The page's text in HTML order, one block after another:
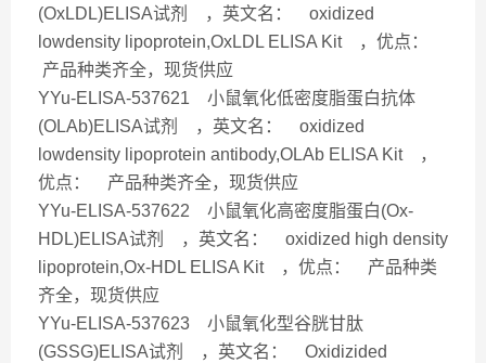
(OxLDL)ELISA试剂 ，英文名： oxidized
lowdensity lipoprotein,OxLDL ELISA Kit ，优点：
产品种类齐全，现货供应
YYu-ELISA-537621 小鼠氧化低密度脂蛋白抗体
(OLAb)ELISA试剂 ，英文名： oxidized
lowdensity lipoprotein antibody,OLAb ELISA Kit ，
优点： 产品种类齐全，现货供应
YYu-ELISA-537622 小鼠氧化高密度脂蛋白(Ox-
HDL)ELISA试剂 ，英文名： oxidized high density
lipoprotein,Ox-HDL ELISA Kit ，优点： 产品种类
齐全，现货供应
YYu-ELISA-537623 小鼠氧化型谷胱甘肽
(GSSG)ELISA试剂 ，英文名： Oxidizided